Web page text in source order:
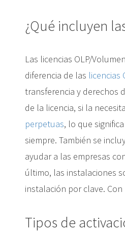
¿Qué incluyen
Las licencias OLP/
diferencia de las licencias
transferencia y derechos
de la licencia, si la
perpetuas, lo que
siempre. También se
ayudar a las empresas
último, las instalaciones
instalación por clave.
Tipos de